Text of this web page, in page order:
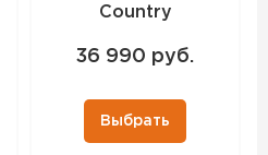
Country
36 990 руб.
Выбрать